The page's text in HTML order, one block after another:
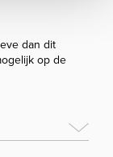
dan dit
op de